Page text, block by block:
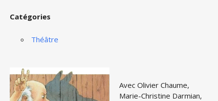
Catégories
Théâtre
Avec Olivier Chaume,
Marie-Christine Darmian,